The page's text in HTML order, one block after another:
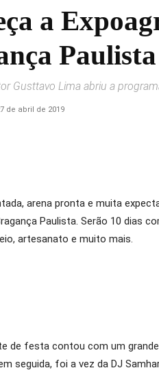
a
Paulista
Gusttavo Lima abriu a
de abril de 2019
arena pronta e muita
Paulista. Serão 10 dias
artesanato e muito mais.
de festa contou com um grande
seguida, foi a vez da DJ